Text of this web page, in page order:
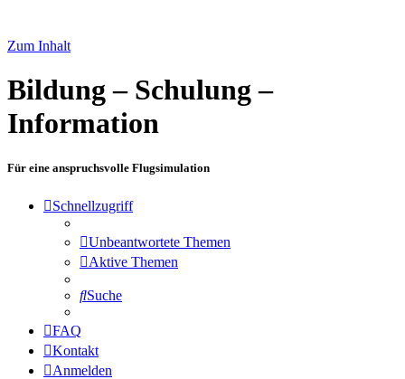
Zum Inhalt
Bildung – Schulung –
Information
Für eine anspruchsvolle Flugsimulation
Schnellzugriff
Unbeantwortete Themen
Aktive Themen
Suche
FAQ
Kontakt
Anmelden